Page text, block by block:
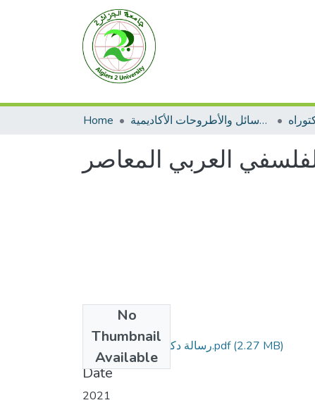
Home الرسائل والأطروحات الأكاديمية
العربي المعاصر
No
Thumbnail
Available
رسالة دكتوراه في الفلسفة2.pdf(2.27 MB)
Date
2021